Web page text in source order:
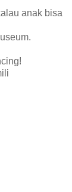
anak bisa